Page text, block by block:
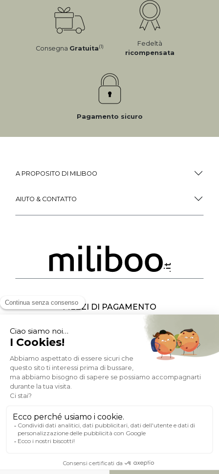
Consegna Gratuita(1)
Fedeltà
ricompensata
Pagamento sicuro
A PROPOSITO DI MILIBOO
AIUTO & CONTATTO
MEZZI DI PAGAMENTO
SOCIAL NETWORK
ITALIA
Diritti riservati
P.IVA : FR10 482 930 278